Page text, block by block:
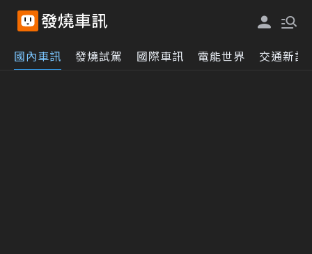
國內車訊 發燒試駕 國際車訊 電能世界 交通新訊